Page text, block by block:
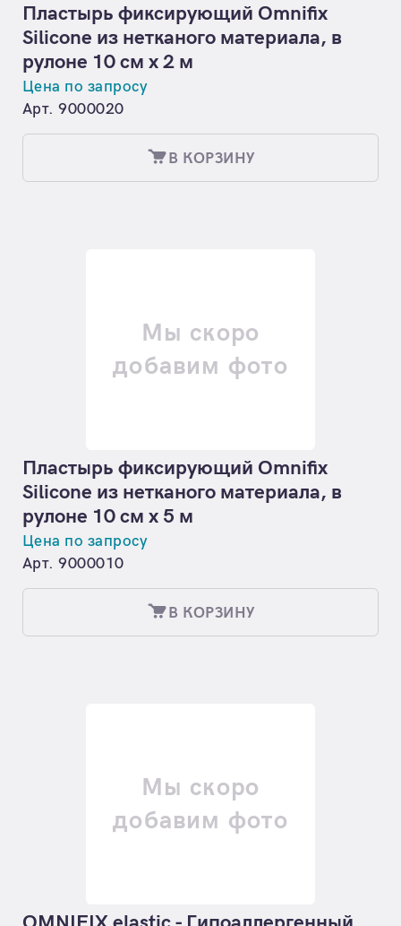
Пластырь фиксирующий Omnifix
Silicone из нетканого материала, в
рулоне 10 см х 2 м
Цена по запросу
Арт. 9000020
В КОРЗИНУ
Мы скоро
добавим фото
Пластырь фиксирующий Omnifix
Silicone из нетканого материала, в
рулоне 10 см х 5 м
Цена по запросу
Арт. 9000010
В КОРЗИНУ
Мы скоро
добавим фото